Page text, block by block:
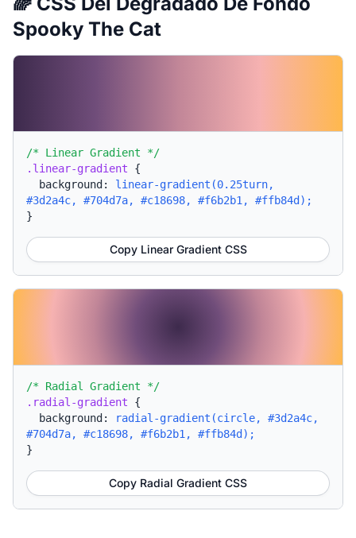
Spooky The Cat
/* Linear Gradient */
.linear-gradient {
background: linear-gradient(0.25turn,
#3d2a4c, #704d7a, #c18698, #f6b2b1, #ffb84d);
}
Copy Linear Gradient CSS
/* Radial Gradient */
.radial-gradient {
background:
radial-gradient(circle, #3d2a4c,
#704d7a, #c18698, #f6b2b1, #ffb84d);
}
Copy Radial Gradient CSS